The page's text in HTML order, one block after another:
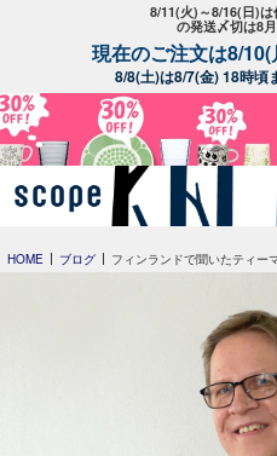
8/11(火)～8/16(日)
の発送〆切は8月
現在のご注文は8/
8/8(土)は8/7(金) 18時頃
HOME ブログ フィンランドで聞いたティー